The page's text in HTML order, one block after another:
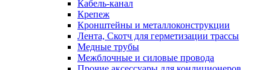
Кабель-канал
Крепеж
Кронштейны и металлоконструкции
Лента, Скотч для герметизации трассы
Медные трубы
Межблочные и силовые провода